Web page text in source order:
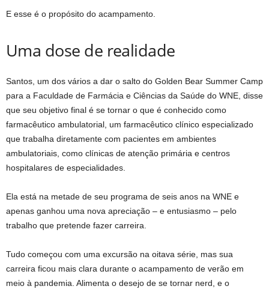
E esse é o propósito do acampamento.
Uma dose de realidade
Santos, um dos vários a dar o salto do Golden Bear Summer Camp
para a Faculdade de Farmácia e Ciências da Saúde do WNE, disse
que seu objetivo final é se tornar o que é conhecido como
farmacêutico ambulatorial, um farmacêutico clínico especializado
que trabalha diretamente com pacientes em ambientes
ambulatoriais, como clínicas de atenção primária e centros
hospitalares de especialidades.
Ela está na metade de seu programa de seis anos na WNE e
apenas ganhou uma nova apreciação – e entusiasmo – pelo
trabalho que pretende fazer carreira.
Tudo começou com uma excursão na oitava série, mas sua
carreira ficou mais clara durante o acampamento de verão em
meio à pandemia. Alimenta o desejo de se tornar nerd, e o